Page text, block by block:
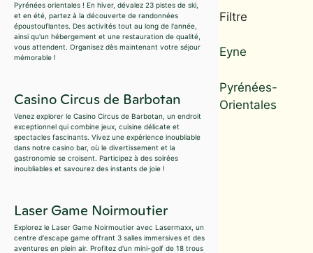
Pyrénées orientales ! En hiver, dévalez 23 pistes de ski,
et en été, partez à la découverte de randonnées
époustouflantes. Des activités tout au long de l'année,
ainsi qu'un hébergement et une restauration de qualité,
vous attendent. Organisez dès maintenant votre séjour
mémorable !
Casino Circus de Barbotan
Venez explorer le Casino Circus de Barbotan, un endroit
exceptionnel qui combine jeux, cuisine délicate et
spectacles fascinants. Vivez une expérience inoubliable
dans notre casino bar, où le divertissement et la
gastronomie se croisent. Participez à des soirées
inoubliables et savourez des instants de joie !
Laser Game Noirmoutier
Explorez le Laser Game Noirmoutier avec Lasermaxx, un
centre d'escape game offrant 3 salles immersives et des
aventures en plein air. Profitez d'un mini-golf de 18 trous
Filtre
Eyne
Pyrénées-
Orientales